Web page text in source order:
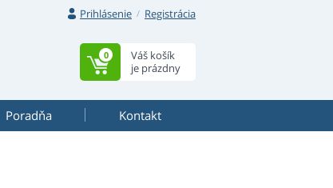
Prihlásenie
Registrácia
Váš košík
je prázdny
0
Poradňa Kontakt